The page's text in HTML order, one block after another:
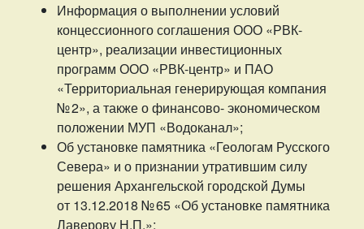
Информация о выполнении условий
концессионного соглашения ООО «РВК-
центр», реализации инвестиционных
программ ООО «РВК-центр» и ПАО
«Территориальная генерирующая компания
№ 2», а также о финансово- экономическом
положении МУП «Водоканал»;
Об установке памятника «Геологам Русского
Севера» и о признании утратившим силу
решения Архангельской городской Думы
от 13.12.2018 № 65 «Об установке памятника
Лаверову Н.П.»;